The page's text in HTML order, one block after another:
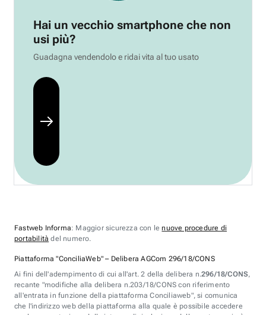
Hai un vecchio smartphone che non
usi più?
Guadagna vendendolo e ridai vita al tuo usato
Fastweb Informa: Maggior sicurezza con lenuove procedure di
portabilità del numero.
Piattaforma "ConciliaWeb" – Delibera AGCom 296/18/CONS
Ai fini dell'adempimento di cui all'art. 2 della delibera n.296/18/CONS,
recante "modifiche alla delibera n.203/18/CONS con riferimento
all'entrata in funzione della piattaforma Conciliaweb", si comunica
che l'indirizzo web della piattaforma alla quale è possibile accedere